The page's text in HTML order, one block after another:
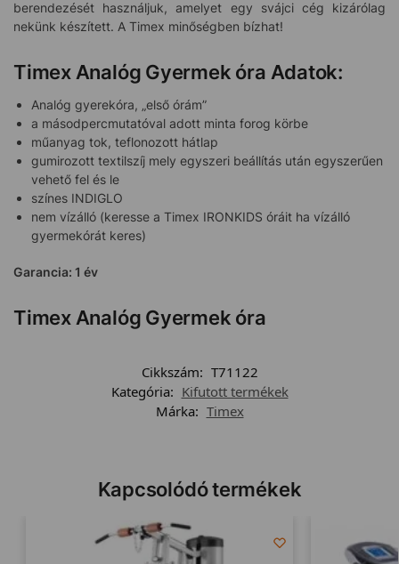
berendezését használjuk, amelyet egy svájci cég kizárólag
nekünk készített. A Timex minőségben bízhat!
Timex Analóg Gyermek óra Adatok:
Analóg gyerekóra, „első órám”
a másodpercmutatóval adott minta forog körbe
műanyag tok, teflonozott hátlap
gumirozott textilszíj mely egyszeri beállítás után egyszerűen
vehető fel és le
színes INDIGLO
nem vízálló (keresse a Timex IRONKIDS óráit ha vízálló
gyermekórát keres)
Garancia: 1 év
Timex Analóg Gyermek óra
Cikkszám: T71122
Kategória: Kifutott termékek
Márka: Timex
Kapcsolódó termékek